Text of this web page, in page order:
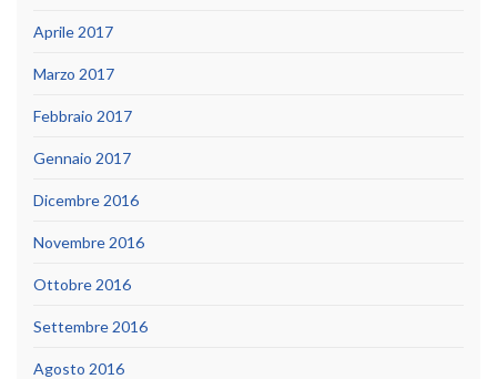
Aprile 2017
Marzo 2017
Febbraio 2017
Gennaio 2017
Dicembre 2016
Novembre 2016
Ottobre 2016
Settembre 2016
Agosto 2016